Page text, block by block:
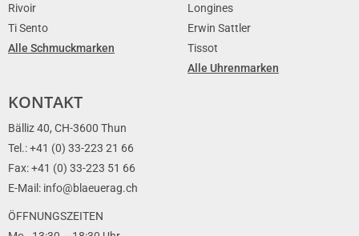
Rivoir
Ti Sento
Alle Schmuckmarken
Longines
Erwin Sattler
Tissot
Alle Uhrenmarken
KONTAKT
Bälliz 40, CH-3600 Thun
Tel.: +41 (0) 33-223 21 66
Fax: +41 (0) 33-223 51 66
E-Mail: info@blaeuerag.ch
ÖFFNUNGSZEITEN